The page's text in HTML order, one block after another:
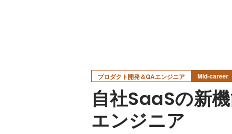
プロダクト開発＆QAエンジニア Mid-career
自社SaaSの新
エンジニア